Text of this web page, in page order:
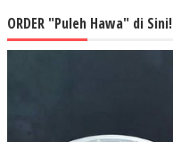
ORDER "Puleh Hawa" di Sini!